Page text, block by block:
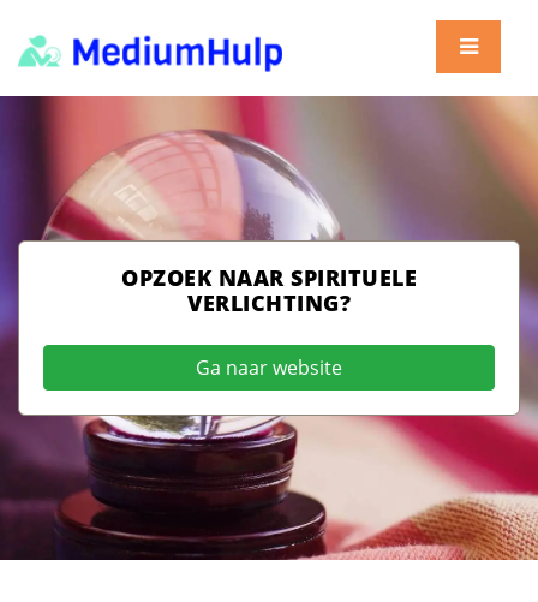
OPZOEK NAAR SPIRITUELE
VERLICHTING?
Ga naar website